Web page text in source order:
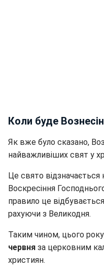
Коли буде
Як вже було сказано,
найважливіших свят у
Це свято відзначається
Воскресіння
правило це
рахуючи з Великодня.
Таким чином, цього
червня за церковним
християн.